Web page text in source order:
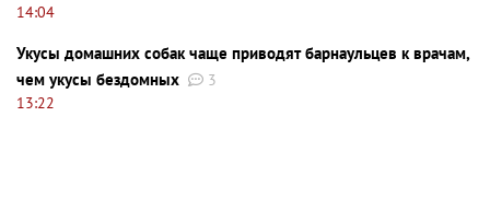
14:04
Укусы домашних собак чаще приводят барнаульцев к врачам,
чем укусы бездомных
3
13:22